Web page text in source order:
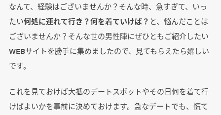
なんて、経験はございませんか？そんな時、急すぎて、いっ
たい何処に連れて行き？何を着ていけば？ と、悩んだことは
ございませんか？そんな世の男性陣にぜひともご紹介したい
WEBサイトを勝手に集めましたので、見てもらえたら嬉しい
です。
これを見ておけば大抵のデートスポットやその日何を着て行
けばよいかを事前に決めておけます。急なデートでも、慌て